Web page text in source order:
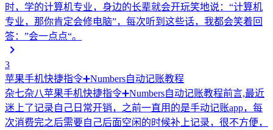
时，学的计算机专业，身边的长辈就会开玩笑地说：“计算机
专业，那你肯定会修电脑”，每次听到这些话，我都会笑着回
答：”会一点点“。
3
苹果手机快捷指令➕Numbers自动记账教程
杂七杂八苹果手机快捷指令➕Numbers自动记账教程前言,最近
迷上了记录自己日常开销，之前一直用的是手动记账app，每
次消费完之后需要自己后面空闲的时候补上记录，很不方便，